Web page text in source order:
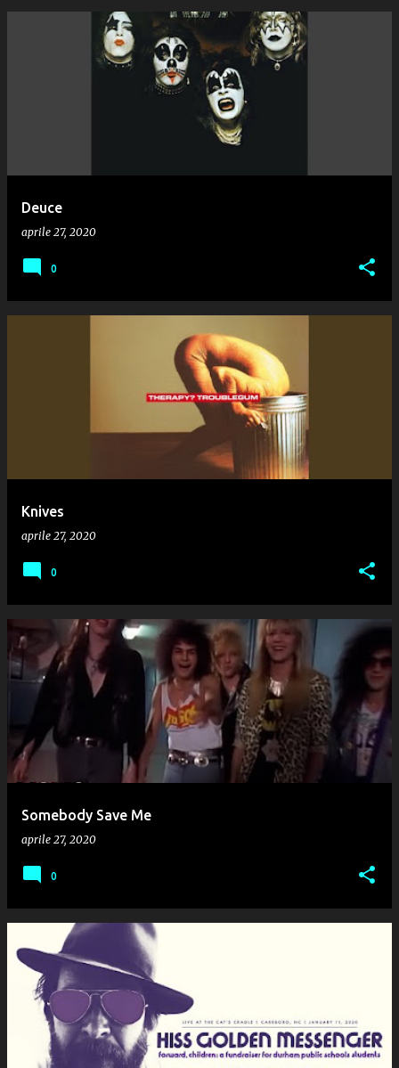
Deuce
aprile 27, 2020
0
Knives
aprile 27, 2020
0
Somebody Save Me
aprile 27, 2020
0